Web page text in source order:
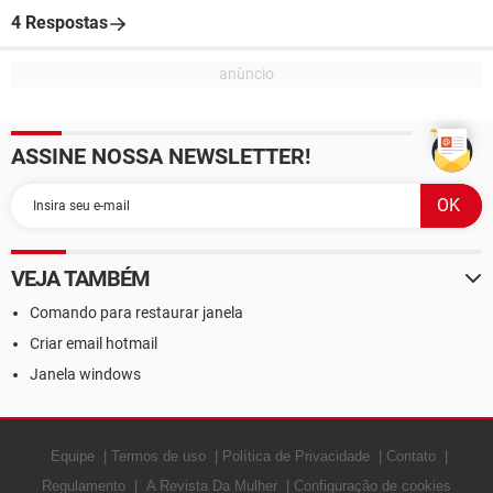
4 Respostas
ASSINE NOSSA NEWSLETTER!
VEJA TAMBÉM
Comando para restaurar janela
Criar email hotmail
Janela windows
Equipe Termos de uso Política de Privacidade
Contato
Regulamento
A Revista Da Mulher Configuração de cookies